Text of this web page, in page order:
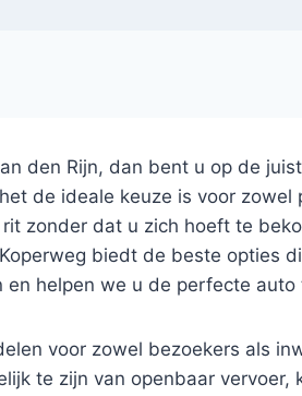
den Rijn, dan bent u op de
de ideale keuze is voor
zonder dat u zich hoeft te
biedt de beste opties
helpen we u de perfecte
voor zowel bezoekers als
te zijn van openbaar